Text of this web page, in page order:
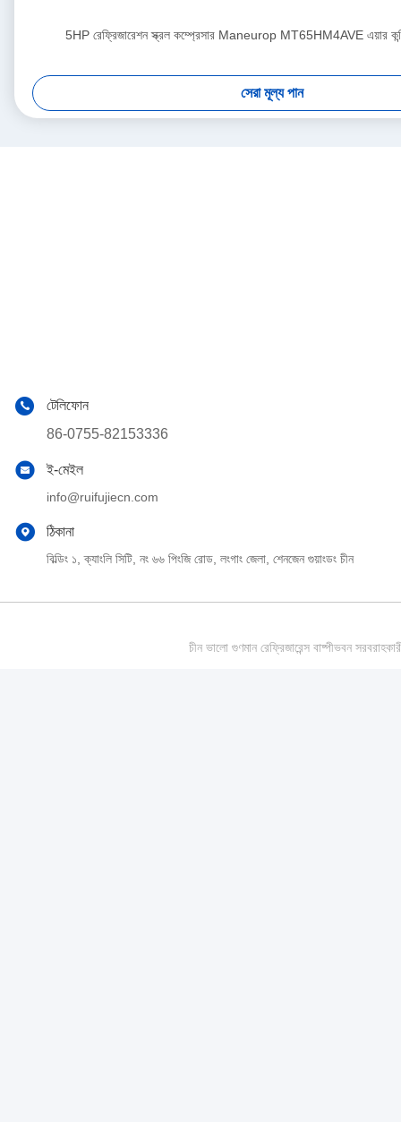
5HP রেফ্রিজারেশন স্ক্রল কম্প্রেসার Maneurop MT65HM4AVE এয়ার
সেরা মূল্য পান
টেলিফোন
86-0755-82153336
ই-মেইল
info@ruifujiecn.com
ঠিকানা
বিল্ডিং ১, ক্যাংলি সিটি, নং ৬৬ পিংজি রোড, লংগাং জেলা, শেনজেন গুয়াংডং চীন
চীন ভালো গুণমান রেফ্রিজারেন্স বাষ্পীভবন